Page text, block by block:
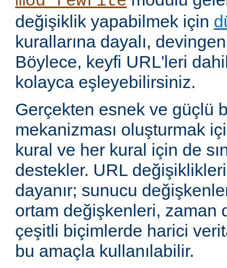
değişiklik yapabilmek için
kurallarına dayalı,
Böylece, keyfi URL'leri
kolayca eşleyebilirsiniz.
Gerçekten esnek ve güçlü
mekanizması oluşturmak
kural ve her kural için de
destekler. URL
dayanır; sunucu
ortam değişkenleri, zaman
çeşitli biçimlerde harici
bu amaçla kullanılabilir.